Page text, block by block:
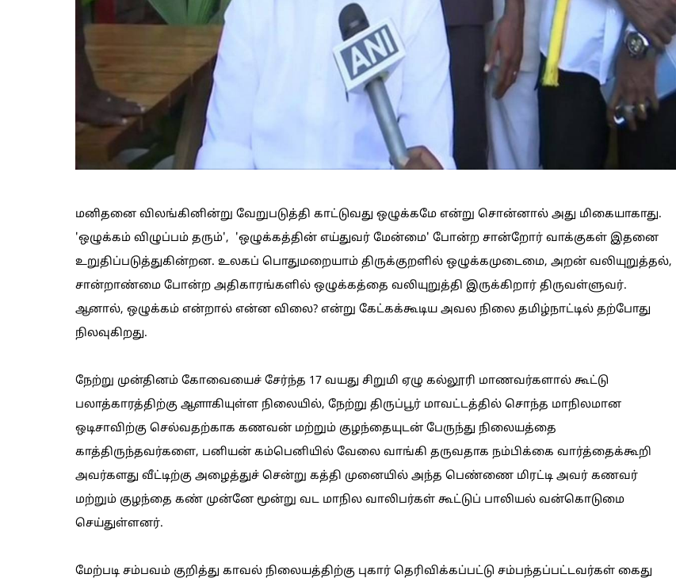
மனிதனை விலங்கினின்று வேறுபடுத்தி காட்டுவது ஒழுக்கமே என்று சொன்னால் அது மிகையாகாது.
'ஒழுக்கம் விழுப்பம் தரும்', 'ஒழுக்கத்தின் எய்துவர் மேன்மை' போன்ற சான்றோர் வாக்குகள் இதனை
உறுதிப்படுத்துகின்றன. உலகப் பொதுமறையாம் திருக்குறளில் ஒழுக்கமுடைமை, அறன் வலியுறுத்தல்,
சான்றாண்மை போன்ற அதிகாரங்களில் ஒழுக்கத்தை வலியுறுத்தி இருக்கிறார் திருவள்ளுவர்.
ஆனால், ஒழுக்கம் என்றால் என்ன விலை? என்று கேட்கக்கூடிய அவல நிலை தமிழ்நாட்டில் தற்போது
நிலவுகிறது.
நேற்று முன்தினம் கோவையைச் சேர்ந்த 17 வயது சிறுமி ஏழு கல்லூரி மாணவர்களால் கூட்டு
பலாத்காரத்திற்கு ஆளாகியுள்ள நிலையில், நேற்று திருப்பூர் மாவட்டத்தில் சொந்த மாநிலமான
ஒடிசாவிற்கு செல்வதற்காக கணவன் மற்றும் குழந்தையுடன் பேருந்து நிலையத்தை
காத்திருந்தவர்களை, பனியன் கம்பெனியில் வேலை வாங்கி தருவதாக நம்பிக்கை வார்த்தைக்கூறி
அவர்களது வீட்டிற்கு அழைத்துச் சென்று கத்தி முனையில் அந்த பெண்ணை மிரட்டி அவர் கணவர்
மற்றும் குழந்தை கண் முன்னே மூன்று வட மாநில வாலிபர்கள் கூட்டுப் பாலியல் வன்கொடுமை
செய்துள்ளனர்.
மேற்படி சம்பவம் குறித்து காவல் நிலையத்திற்கு புகார் தெரிவிக்கப்பட்டு சம்பந்தப்பட்டவர்கள் கைது